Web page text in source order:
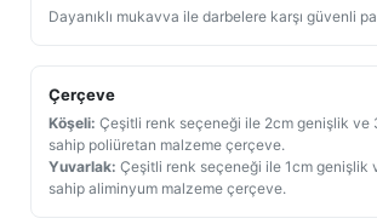
Dayanıklı mukavva ile darbelere karşı güvenli
Çerçeve
Köşeli: Çeşitli renk seçeneği ile 2cm genişlik ve
sahip poliüretan malzeme çerçeve.
Yuvarlak: Çeşitli renk seçeneği ile 1cm genişlik
sahip aliminyum malzeme çerçeve.